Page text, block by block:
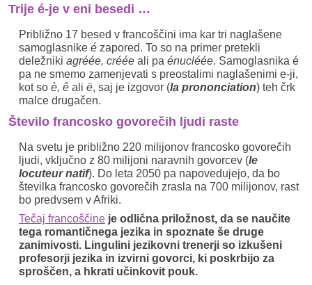
Trije é-je v eni besedi …
Približno 17 besed v francoščini ima kar tri naglašene
samoglasnike é zapored. To so na primer pretekli
deležniki agréée, créée ali pa énucléée. Samoglasnika é
pa ne smemo zamenjevati s preostalimi naglašenimi e-ji,
kot so è, ê ali ë, saj je izgovor (la prononciation) teh črk
malce drugačen.
Število francosko govorečih ljudi raste
Na svetu je približno 220 milijonov francosko govorečih
ljudi, vključno z 80 milijoni naravnih govorcev (le
locuteur natif). Do leta 2050 pa napovedujejo, da bo
številka francosko govorečih zrasla na 700 milijonov, rast
bo predvsem v Afriki.
Tečaj francoščine je odlična priložnost, da se naučite
tega romantičnega jezika in spoznate še druge
zanimivosti. Lingulini jezikovni trenerji so izkušeni
profesorji jezika in izvirni govorci, ki poskrbijo za
sproščen, a hkrati učinkovit pouk.